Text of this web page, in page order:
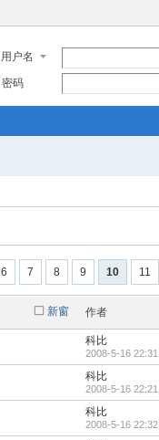
用户名
密码
6 7 8 9 10 11
新窗 作者
科比
2008-5-16 22:31
科比
2008-5-16 22:21
科比
2008-5-16 22:32